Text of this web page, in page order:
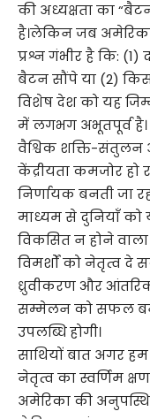
की अध्यक्षता का
है।लेकिन जब
प्रश्न गंभीर है कि: (1)
बैटन सौंपे या (2)
विशेष देश को यह
में लगभग अभूतपूर्व
वैश्विक शक्ति-संतुलन
केंद्रीयता कमजोर हो
निर्णायक बनती जा
माध्यम से दुनियाँ
विकसित न होने
विमर्शों को नेतृत्व दे
ध्रुवीकरण और
सम्मेलन को सफल
उपलब्धि होगी।
साथियों बात अगर
नेतृत्व का स्वर्णिम
अमेरिका की